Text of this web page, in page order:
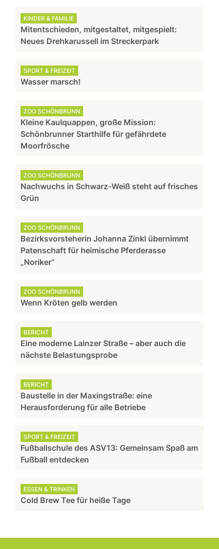
KINDER & FAMILIE
Mitentschieden, mitgestaltet, mitgespielt:
Neues Drehkarussell im Streckerpark
SPORT & FREIZEIT
Wasser marsch!
ZOO SCHÖNBRUNN
Kleine Kaulquappen, große Mission:
Schönbrunner Starthilfe für gefährdete
Moorfrösche
ZOO SCHÖNBRUNN
Nachwuchs in Schwarz-Weiß steht auf frisches
Grün
ZOO SCHÖNBRUNN
Bezirksvorsteherin Johanna Zinkl übernimmt
Patenschaft für heimische Pferderasse
„Noriker“
ZOO SCHÖNBRUNN
Wenn Kröten gelb werden
BERICHT
Eine moderne Lainzer Straße – aber auch die
nächste Belastungsprobe
BERICHT
Baustelle in der Maxingstraße: eine
Herausforderung für alle Betriebe
SPORT & FREIZEIT
Fußballschule des ASV13: Gemeinsam Spaß am
Fußball entdecken
ESSEN & TRINKEN
Cold Brew Tee für heiße Tage